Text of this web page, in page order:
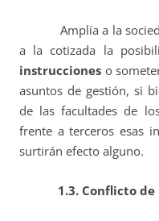
Amplía a la
a la cotizada la
instrucciones o
asuntos de gestión, si
de las facultades de
frente a terceros esas
surtirán efecto alguno.
1.3. Conflicto